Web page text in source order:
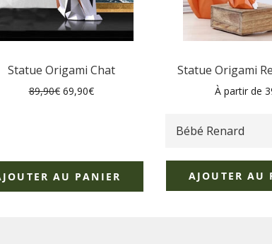
Statue Origami Chat
Prix
89,90€ Prix
69,90€
AU PANIER
Statue Origami
À partir de
AJOUTER AU